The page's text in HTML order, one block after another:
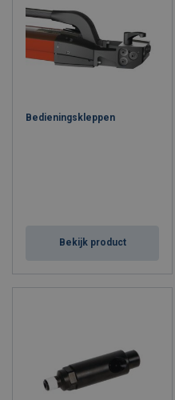
Bedieningskleppen
Bekijk product